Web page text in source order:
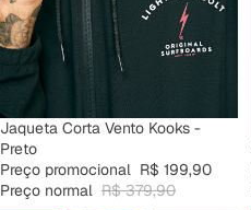
PROMOÇÃO
Jaqueta Corta Vento Kooks -
Preto
Preço promocional R$ 199,90
Preço normal R$ 379,90